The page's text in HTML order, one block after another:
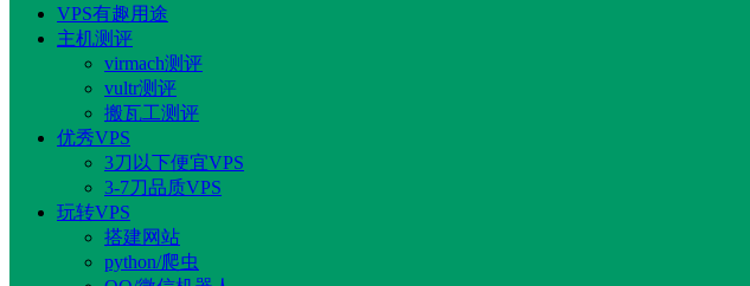
VPS有趣用途
主机测评
virmach测评
vultr测评
搬瓦工测评
优秀VPS
3刀以下便宜VPS
3-7刀品质VPS
玩转VPS
搭建网站
python/爬虫